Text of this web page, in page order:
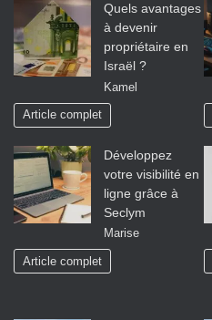
Quels avantages
à devenir
propriétaire en
Israël ?
Kamel
Article complet
Développez
votre visibilité en
ligne grâce à
Seclym
Marise
Article complet